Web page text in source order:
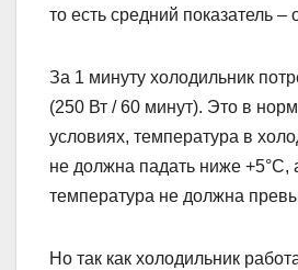
то есть средний показатель –
За 1 минуту холодильник
(250 Вт / 60 минут). Это в
условиях, температура в
не должна падать ниже +5°C,
температура не должна
Но так как холодильник